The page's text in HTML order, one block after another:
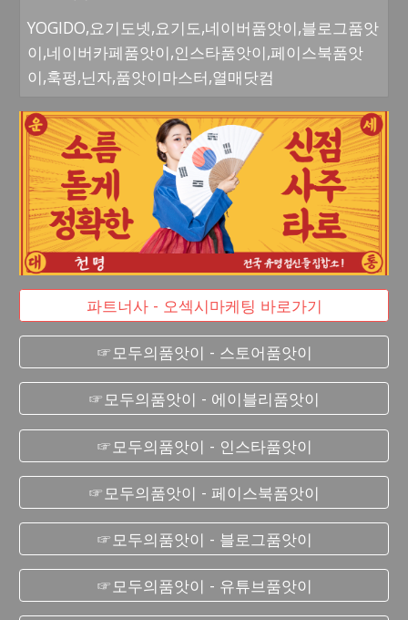
YOGIDO,요기도넷,요기도,네이버품앗이,블로그품앗
이,네이버카페품앗이,인스타품앗이,페이스북품앗
이,훅펑,닌자,품앗이마스터,열매닷컴
파트너사 - 오섹시마케팅 바로가기
☞모두의품앗이 - 스토어품앗이
☞모두의품앗이 - 에이블리품앗이
☞모두의품앗이 - 인스타품앗이
☞모두의품앗이 - 페이스북품앗이
☞모두의품앗이 - 블로그품앗이
☞모두의품앗이 - 유튜브품앗이